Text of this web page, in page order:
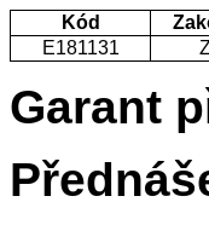
Kód
E181131
Garant